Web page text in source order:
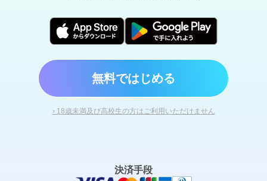
無料ではじめる
› 18歳未満及び高校生の方はご利用いただけません
決済手段